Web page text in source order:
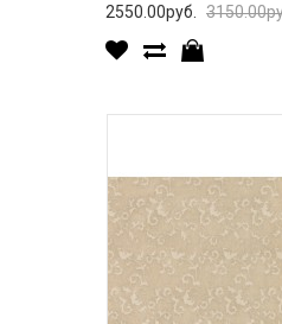
2550.00руб.